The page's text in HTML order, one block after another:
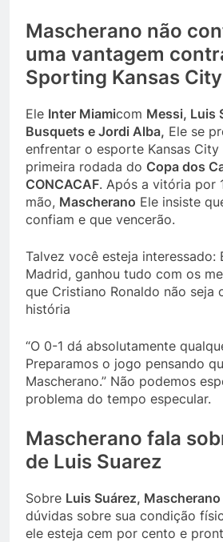
Mascherano não
uma vantagem
Sporting Kansas City
Ele Inter Miamicom Messi, Luis
Busquets e Jordi Alba, Ele se
enfrentar o esporte Kansas
primeira rodada do Copa dos
CONCACAF. Após a vitória por
mão, Mascherano Ele insiste
confiam e que vencerão.
Talvez você esteja interessado:
Madrid, ganhou tudo com os
que Cristiano Ronaldo não seja
história
“O 0-1 dá absolutamente
Preparamos o jogo pensando
Mascherano.” Não podemos
problema do tempo especular.
Mascherano fala
de Luis Suarez
Sobre Luis Suárez, Mascherano
dúvidas sobre sua condição
ele esteja cem por cento e